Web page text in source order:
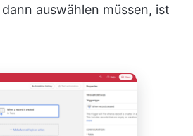
auswählen müssen, ist